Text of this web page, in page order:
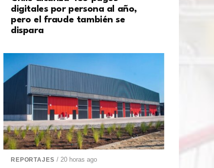
digitales por persona al año,
pero el fraude también se
dispara
REPORTAJES / 20 horas ago